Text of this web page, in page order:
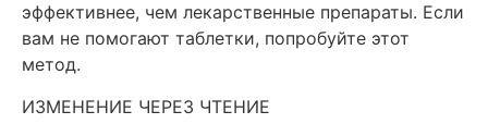
эффективнее, чем лекарственные препараты. Если
вам не помогают таблетки, попробуйте этот
метод.
ИЗМЕНЕНИЕ ЧЕРЕЗ ЧТЕНИЕ